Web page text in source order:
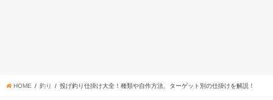
HOME 釣り 投げ釣り仕掛け大全！種類や自作方法、ターゲット別の仕掛けを解説！